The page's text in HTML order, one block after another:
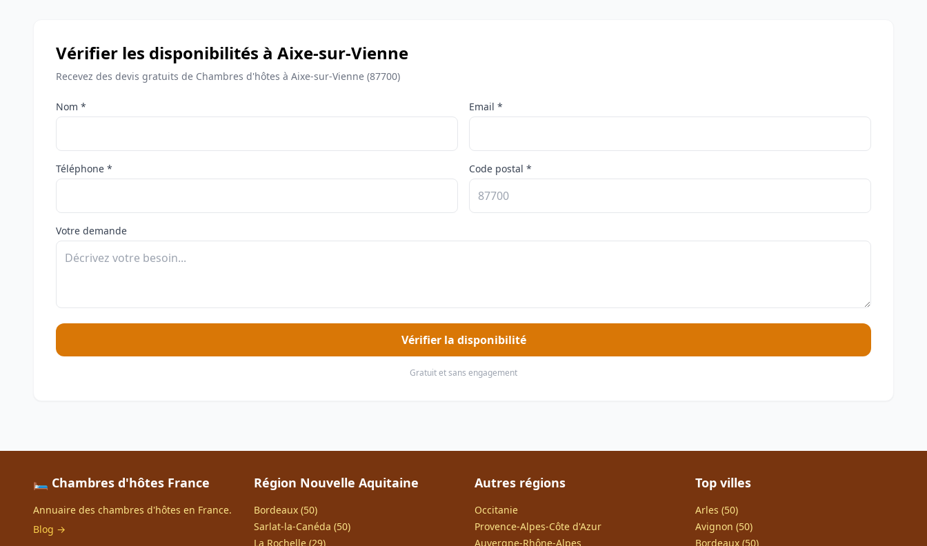
Vérifier les disponibilités à Aixe-sur-Vienne
Recevez des devis gratuits de Chambres d'hôtes à Aixe-sur-Vienne (87700)
Nom * Email *
Téléphone * Code postal *
Votre demande
Vérifier la disponibilité
Gratuit et sans engagement
🛏️ Chambres d'hôtes France
Annuaire des chambres d'hôtes en France.
Blog →
Région Nouvelle Aquitaine
Bordeaux (50)
Sarlat-la-Canéda (50)
La Rochelle (29)
Autres régions
Occitanie
Provence-Alpes-Côte d'Azur
Auvergne-Rhône-Alpes
Top villes
Arles (50)
Avignon (50)
Bordeaux (50)